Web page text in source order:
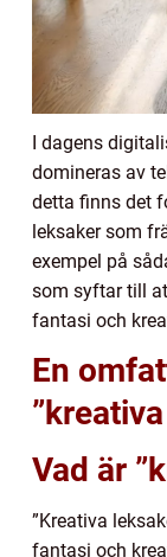
I dagens
domineras av
detta finns det
leksaker som
exempel på
som syftar till
fantasi och
En
Vad är
”Kreativa
fantasi och